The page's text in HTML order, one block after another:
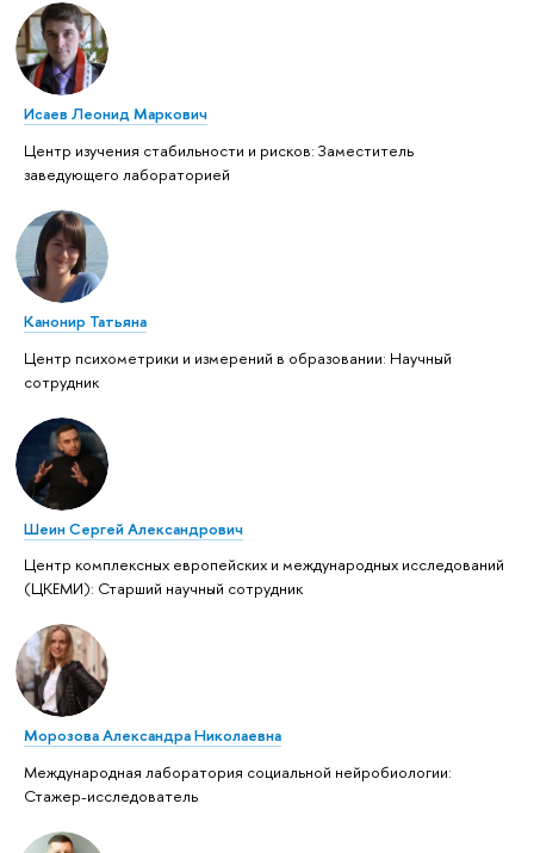
Исаев Леонид Маркович
Центр изучения стабильности и рисков: Заместитель
заведующего лабораторией
Канонир Татьяна
Центр психометрики и измерений в образовании: Научный
сотрудник
Шеин Сергей Александрович
Центр комплексных европейских и международных исследований
(ЦКЕМИ): Старший научный сотрудник
Морозова Александра Николаевна
Международная лаборатория социальной нейробиологии:
Стажер-исследователь